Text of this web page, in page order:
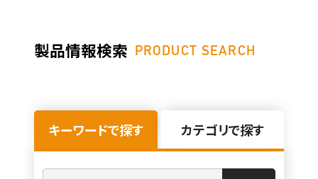
製品情報検索 PRODUCT SEARCH
キーワードで探す カテゴリで探す